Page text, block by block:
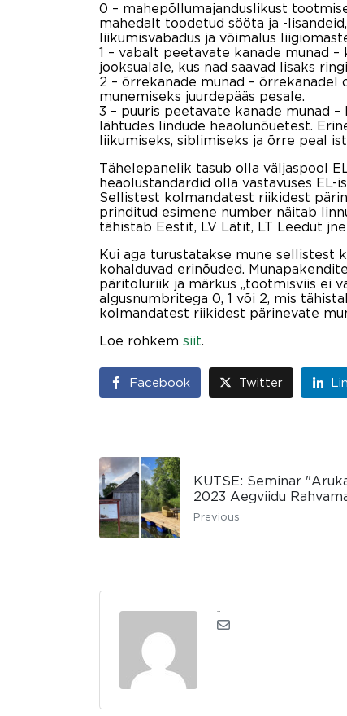
0 – mahepõllumajanduslikust
mahedalt toodetud sööta ja -
liikumisvabadus ja võimalus
1 – vabalt peetavate kanade munad
jooksualale, kus nad saavad lisaks
2 – õrrekanade munad –
munemiseks juurdepääs pesale.
3 – puuris peetavate kanade munad
lähtudes lindude heaolunõuetest.
liikumiseks, siblimiseks ja õrre peal
Tähelepanelik tasub olla väljaspool
heaolustandardid olla vastavuses
Sellistest kolmandatest riikidest
prinditud esimene number näitab
tähistab Eestit, LV Lätit, LT Leedut
Kui aga turustatakse mune sellistest
kohalduvad erinõuded.
päritoluriik ja märkus „tootmisviis ei
algusnumbritega 0, 1 või 2, mis
kolmandatest riikidest pärinevate
Loe rohkem siit.
Facebook Twitter
KUTSE: Seminar
2023 Aegviidu
Previous